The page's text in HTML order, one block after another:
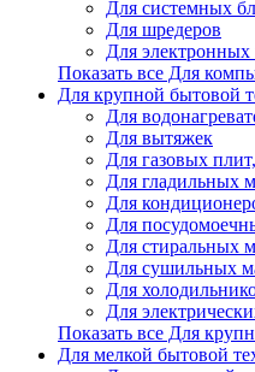
Для системных
Для шредеров
Для электронных
Показать все Для
Для крупной бытовой
Для
Для вытяжек
Для газовых
Для гладильных
Для
Для
Для стиральных
Для сушильных
Для
Для
Показать все Для
Для мелкой бытовой